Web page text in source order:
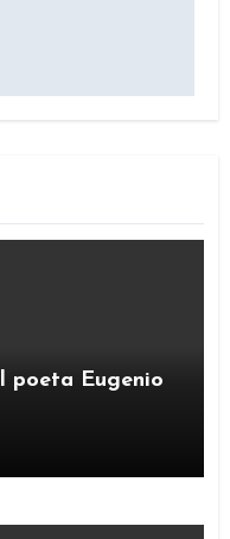
poeta Eugenio